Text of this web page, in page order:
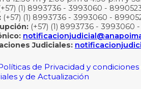
(1) 8993736 - 3993060 -
(+57) (1) 8993736 - 3993060 -
(+57) (1) 8993736 - 3993060
Judiciales:
de Privacidad y condiciones
y de Actualización